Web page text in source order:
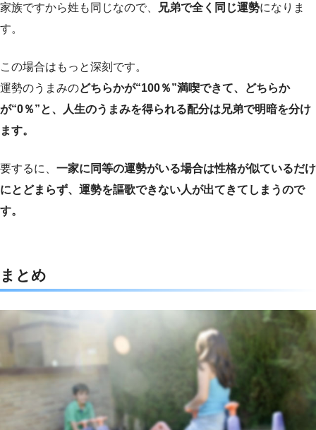
家族ですから姓も同じなので、
兄弟で全く同じ運勢になりま
す。
この場合はもっと深刻です。
運勢のうまみのどちらかが“100％”満喫できて、どちらか
が“0％”と、人生のうまみを得られる配分は兄弟で明暗を分け
ます。
要するに、 一家に同等の運勢がいる場合は性格が似ているだけ
にとどまらず、運勢を謳歌できない人が出てきてしまうので
す。
まとめ